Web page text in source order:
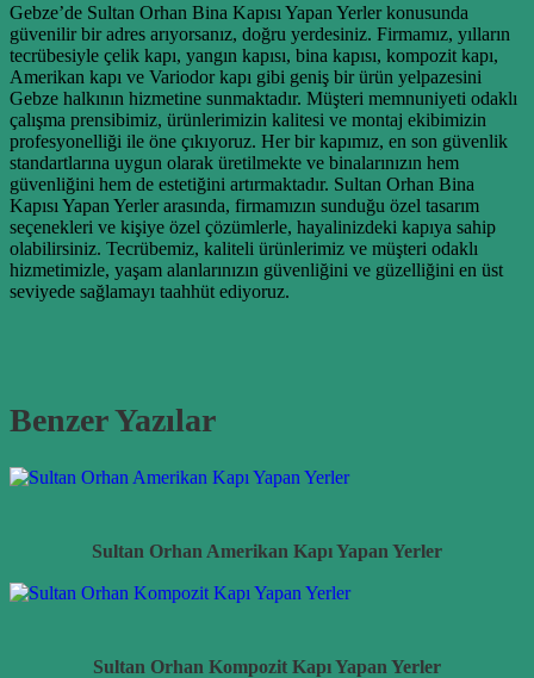
Gebze’de Sultan Orhan Bina Kapısı Yapan Yerler konusunda
güvenilir bir adres arıyorsanız, doğru yerdesiniz. Firmamız, yılların
tecrübesiyle çelik kapı, yangın kapısı, bina kapısı, kompozit kapı,
Amerikan kapı ve Variodor kapı gibi geniş bir ürün yelpazesini
Gebze halkının hizmetine sunmaktadır. Müşteri memnuniyeti odaklı
çalışma prensibimiz, ürünlerimizin kalitesi ve montaj ekibimizin
profesyonelliği ile öne çıkıyoruz. Her bir kapımız, en son güvenlik
standartlarına uygun olarak üretilmekte ve binalarınızın hem
güvenliğini hem de estetiğini artırmaktadır. Sultan Orhan Bina
Kapısı Yapan Yerler arasında, firmamızın sunduğu özel tasarım
seçenekleri ve kişiye özel çözümlerle, hayalinizdeki kapıya sahip
olabilirsiniz. Tecrübemiz, kaliteli ürünlerimiz ve müşteri odaklı
hizmetimizle, yaşam alanlarınızın güvenliğini ve güzelliğini en üst
seviyede sağlamayı taahhüt ediyoruz.
Benzer Yazılar
Sultan Orhan Amerikan Kapı Yapan Yerler
Sultan Orhan Kompozit Kapı Yapan Yerler